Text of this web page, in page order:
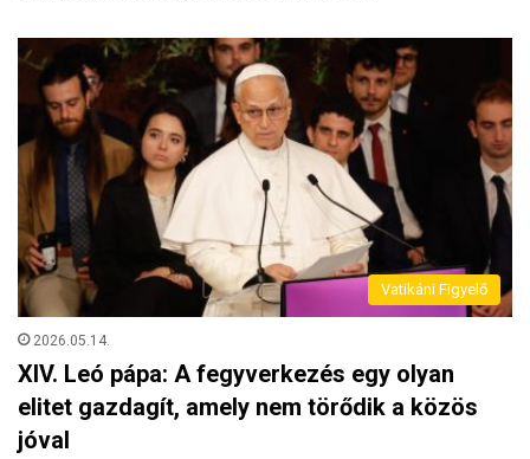
Vatikáni Figyelő
2026.05.14.
XIV. Leó pápa: A fegyverkezés egy olyan
elitet gazdagít, amely nem törődik a közös
jóval